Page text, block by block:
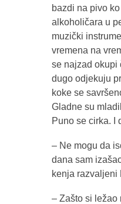
bazdi na pivo
alkoholičara u
muzički
vremena na
se najzad okupi
dugo odjekuju
koke se
Gladne su
Puno se cirka. I
– Ne mogu da
dana sam
kenja razvaljeni
– Zašto si ležao